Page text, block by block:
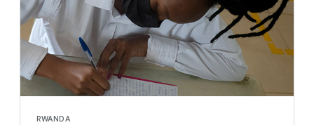
RWANDA